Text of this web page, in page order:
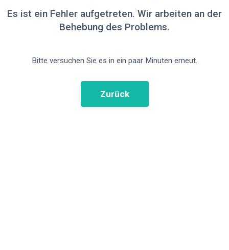
Es ist ein Fehler aufgetreten. Wir arbeiten an der
Behebung des Problems.
Bitte versuchen Sie es in ein paar Minuten erneut.
Zurück